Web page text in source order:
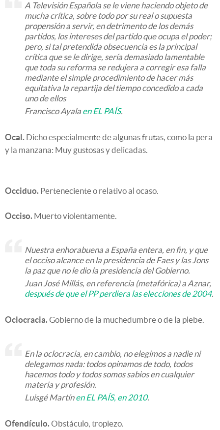
A Televisión Española se le viene haciendo objeto de
mucha crítica, sobre todo por su real o supuesta
propensión a servir, en detrimento de los demás
partidos, los intereses del partido que ocupa el poder;
pero, si tal pretendida obsecuencia es la principal
crítica que se le dirige, sería demasiado lamentable
que toda su reforma se redujera a corregir esa falla
mediante el simple procedimiento de hacer más
equitativa la repartija del tiempo concedido a cada
uno de ellos
Francisco Ayala en EL PAÍS.
Ocal. Dicho especialmente de algunas frutas, como la pera
y la manzana: Muy gustosas y delicadas.
Occiduo. Perteneciente o relativo al ocaso.
Occiso. Muerto violentamente.
Nuestra enhorabuena a España entera, en fin, y que
el occiso alcance en la presidencia de Faes y las Jons
la paz que no le dio la presidencia del Gobierno.
Juan José Millás, en referencia (metafórica) a Aznar,
después de que el PP perdiera las elecciones de 2004.
Oclocracia.Gobierno de la muchedumbre o de la plebe.
En la oclocracia, en cambio, no elegimos a nadie ni
delegamos nada: todos opinamos de todo, todos
hacemos todo y todos somos sabios en cualquier
materia y profesión.
Luisgé Martínen EL PAÍS, en 2010.
Ofendículo.Obstáculo, tropiezo.